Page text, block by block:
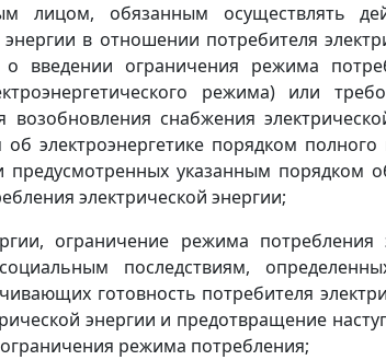
лицом, обязанным осуществлять
в отношении потребителя
введении ограничения режима
режима) или
снабжения
об электроэнергетике порядком
предусмотренных указанным порядком
электрической энергии;
ограничение режима потребления
последствиям,
готовность потребителя
энергии и предотвращение
режима потребления;